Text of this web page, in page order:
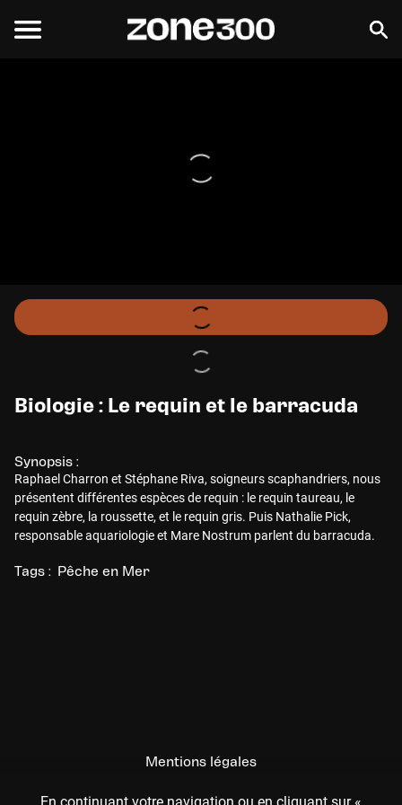
Biologie : Le requin et le barracuda
Synopsis :
Raphael Charron et Stéphane Riva, soigneurs scaphandriers, nous
présentent différentes espèces de requin : le requin taureau, le
requin zèbre, la roussette, et le requin gris. Puis Nathalie Pick,
responsable aquariologie et Mare Nostrum parlent du barracuda.
Tags : Pêche en Mer
Mentions légales